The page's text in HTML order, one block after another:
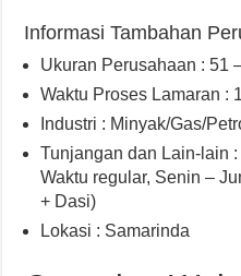
Informasi Tambahan
Ukuran Perusahaan : 51
Waktu Proses Lamaran :
Industri : Minyak/Gas/
Tunjangan dan Lain-lain
Waktu regular, Senin –
+ Dasi)
Lokasi : Samarinda